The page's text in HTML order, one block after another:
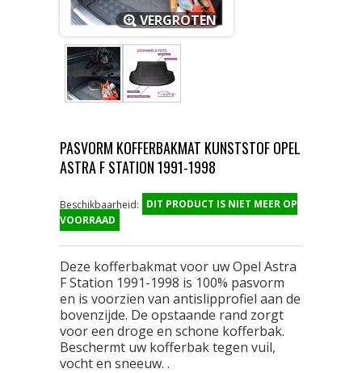
VERGROTEN
PASVORM KOFFERBAKMAT KUNSTSTOF OPEL
ASTRA F STATION 1991-1998
Beschikbaarheid:
DIT PRODUCT IS NIET MEER OP
VOORRAAD
Deze kofferbakmat voor uw Opel Astra
F Station 1991-1998 is 100% pasvorm
en is voorzien van antislipprofiel aan de
bovenzijde. De opstaande rand zorgt
voor een droge en schone kofferbak.
Beschermt uw kofferbak tegen vuil,
vocht en sneeuw. .